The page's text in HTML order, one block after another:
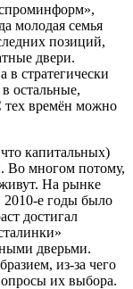
молодая семья
позиций,
двери.
стратегически
остальные,
тех времён можно
капитальных)
Во многом потому,
На рынке
годы было
достигал
дверьми.
из-за чего
их выбора.